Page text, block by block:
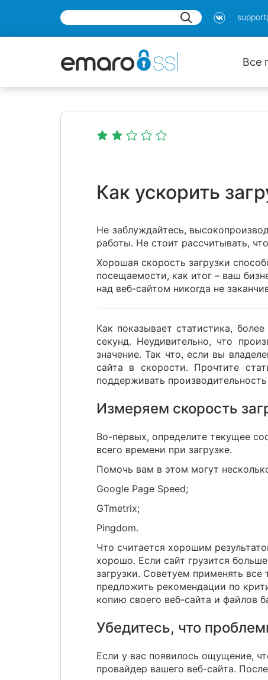
Все
Как ускорить
Не заблуждайтесь,
работы. Не стоит рассчитывать,
Хорошая скорость загрузки
посещаемости, как итог – ваш
над веб-сайтом никогда не
Как показывает статистика,
секунд. Неудивительно, что
значение. Так что, если вы
сайта в скорости. Прочтите
поддерживать
Измеряем скорость
Во-первых, определите текущее
всего времени при загрузке.
Помочь вам в этом могут
Google Page Speed;
GTmetrix;
Pingdom.
Что считается хорошим
хорошо. Если сайт грузится
загрузки. Советуем применять
предложить рекомендации по
копию своего веб-сайта и файлов
Убедитесь, что
Если у вас появилось ощущение,
провайдер вашего веб-сайта.